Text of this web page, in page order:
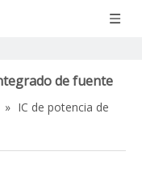
de fuente
» IC de potencia de